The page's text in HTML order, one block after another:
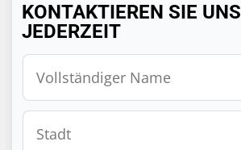
KONTAKTIEREN SIE UNS
JEDERZEIT